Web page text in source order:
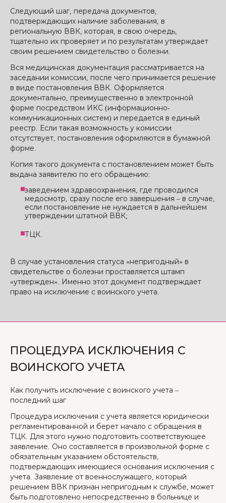
Следующий шаг, передача документов,
подтверждающих наличие заболевания, в
региональную ВВК, которая, в свою очередь,
тщательно их проверяет и по результатам утверждает
своим решением свидетельство о болезни.
Вся медицинская документация рассматривается на
заседании комиссии, после чего принимается решение
в виде постановления ВВК. Оформляется
документально, преимущественно в электронной
форме посредством ИКС (информационно-
коммуникационных систем) и передается в единый
реестр. Если такая возможность у комиссии
отсутствует, постановления оформляются в бумажной
форме.
Копия такого документа с постановлением может быть
выдана заявителю по его обращению:
заведением здравоохранения, где проводился
медосмотр, сразу после его завершения – в случае,
если постановление не нуждается в дальнейшем
утверждении штатной ВВК;
ТЦК.
В случае установления статуса «непригодный» в
свидетельстве о болезни проставляется штамп
«утвержден». Именно этот документ подтверждает
право на исключение с воинского учета.
ПРОЦЕДУРА ИСКЛЮЧЕНИЯ С
ВОИНСКОГО УЧЕТА
Как получить исключение с воинского учета –
последний шаг
Процедура исключения с учета является юридически
регламентированной и берет начало с обращения в
ТЦК. Для этого нужно подготовить соответствующее
заявление. Оно составляется в произвольной форме с
обязательным указанием обстоятельств,
подтверждающих имеющиеся основания исключения с
учета. Заявление от военнослужащего, который
решением ВВК признан непригодным к службе, может
быть подготовлено непосредственно в больнице и